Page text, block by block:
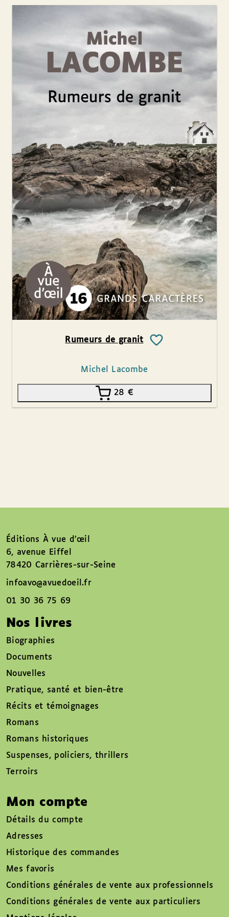
Rumeurs de granit
Michel Lacombe
28 €
Éditions À vue d’œil
6, avenue Eiffel
78420 Carrières-sur-Seine
infoavo@avuedoeil.fr
01 30 36 75 69
Nos livres
Biographies
Documents
Nouvelles
Pratique, santé et bien-être
Récits et témoignages
Romans
Romans historiques
Suspenses, policiers, thrillers
Terroirs
Mon compte
Détails du compte
Adresses
Historique des commandes
Mes favoris
Conditions générales de vente aux professionnels
Conditions générales de vente aux particuliers